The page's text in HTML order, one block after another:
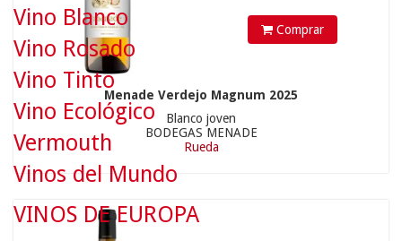
Comprar
Menade Verdejo Magnum 2025
Blanco joven
BODEGAS MENADE
Rueda
12.50 €
Vino Blanco
Vino Rosado
Vino Tinto
Vino Ecológico
Vermouth
Vinos del Mundo
VINOS DE EUROPA